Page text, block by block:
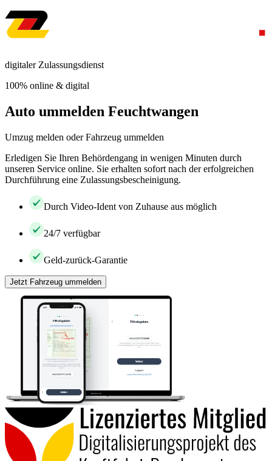
digitaler Zulassungsdienst
100% online & digital
Auto ummelden Feuchtwangen
Umzug melden oder Fahrzeug ummelden
Erledigen Sie Ihren Behördengang in wenigen Minuten durch
unseren Service online. Sie erhalten sofort nach der erfolgreichen
Durchführung eine Zulassungsbescheinigung.
Durch Video-Ident von Zuhause aus möglich
24/7 verfügbar
Geld-zurück-Garantie
Jetzt Fahrzeug ummelden